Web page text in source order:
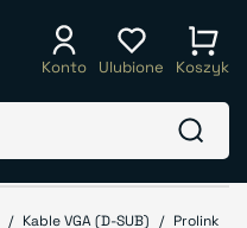
Konto Ulubione Koszyk
Kable VGA (D-SUB)
Prolink